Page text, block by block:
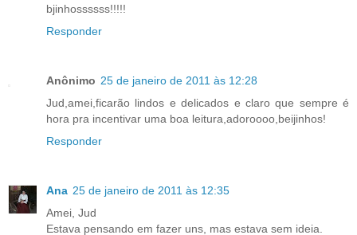
bjinhossssss!!!!!
Responder
Anônimo 25 de janeiro de 2011 às 12:28
Jud,amei,ficarão lindos e delicados e claro que sempre é
hora pra incentivar uma boa leitura,adoroooo,beijinhos!
Responder
Ana 25 de janeiro de 2011 às 12:35
Amei, Jud
Estava pensando em fazer uns, mas estava sem ideia.